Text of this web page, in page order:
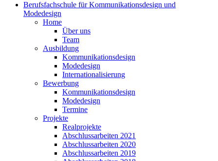
Berufsfachschule für Kommunikationsdesign und
Modedesign
Home
Über uns
Team
Ausbildung
Kommunikationsdesign
Modedesign
Internationalisierung
Bewerbung
Kommunikationsdesign
Modedesign
Termine
Projekte
Realprojekte
Abschlussarbeiten 2021
Abschlussarbeiten 2020
Abschlussarbeiten 2019